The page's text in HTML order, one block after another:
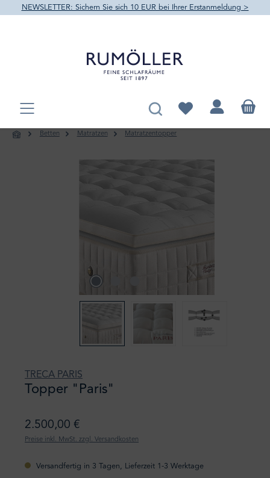
springen
NEWSLETTER: Sichern Sie sich 10 EUR bei Ihrer Erstanmeldung >
Du hast 0 Produkte
Betten Matratzen Matratzentopper
TRECA PARIS
Topper "Paris"
2.500,00 €
Preise inkl. MwSt. zzgl. Versandkosten
Versandfertig in 3 Tagen, Lieferzeit 1-3 Werktage